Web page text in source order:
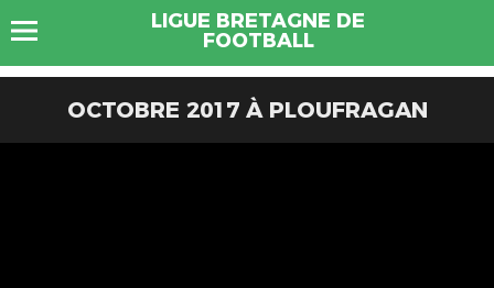
LIGUE BRETAGNE DE
FOOTBALL
OCTOBRE 2017 À PLOUFRAGAN